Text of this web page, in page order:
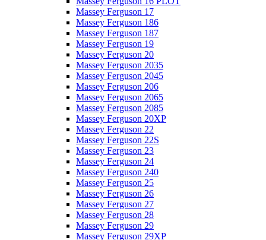
Massey Ferguson 17
Massey Ferguson 186
Massey Ferguson 187
Massey Ferguson 19
Massey Ferguson 20
Massey Ferguson 2035
Massey Ferguson 2045
Massey Ferguson 206
Massey Ferguson 2065
Massey Ferguson 2085
Massey Ferguson 20XP
Massey Ferguson 22
Massey Ferguson 22S
Massey Ferguson 23
Massey Ferguson 24
Massey Ferguson 240
Massey Ferguson 25
Massey Ferguson 26
Massey Ferguson 27
Massey Ferguson 28
Massey Ferguson 29
Massey Ferguson 29XP